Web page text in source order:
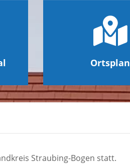
Ortsplan
Straubing-Bogen statt.